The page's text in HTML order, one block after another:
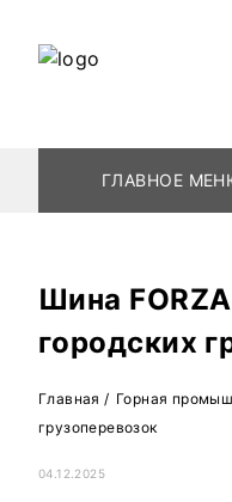
ГЛАВНОЕ
Обогащение
Шина
городских
Главная / Горная
грузоперевозок
04.12.2025